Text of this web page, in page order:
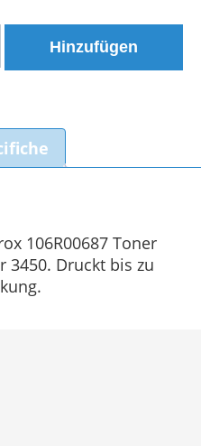
Hinzufügen
106R00687 Toner
3450. Druckt bis zu